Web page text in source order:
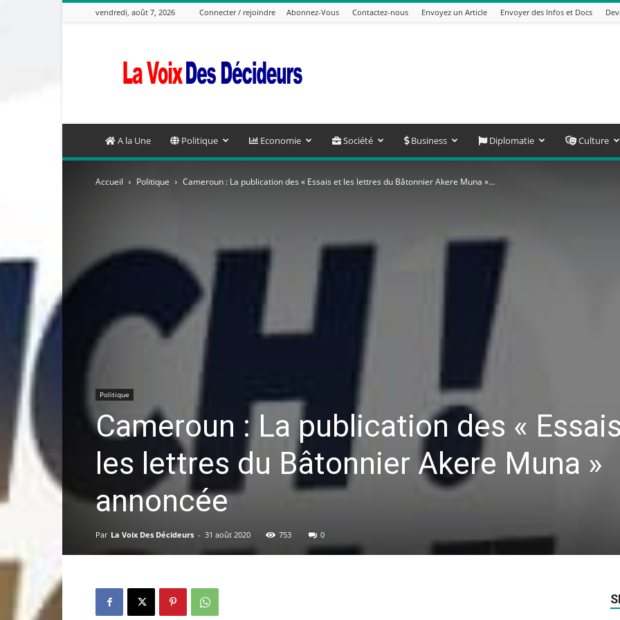
vendredi, août 7, 2026 Connecter / rejoindre Abonnez-Vous Contactez-nous Envoyez un Article Envoyer des Infos et Docs
Voix
Des
A la Une Politique Economie Société Business Diplomatie Culture
Accueil Politique Cameroun : La publication des « Essais et les lettres du Bâtonnier Akere Muna »...
Politique
Cameroun : La publication des «
les lettres du Bâtonnier Akere Muna »
annoncée
Par La Voix Des Décideurs - 31 août 2020 753 0